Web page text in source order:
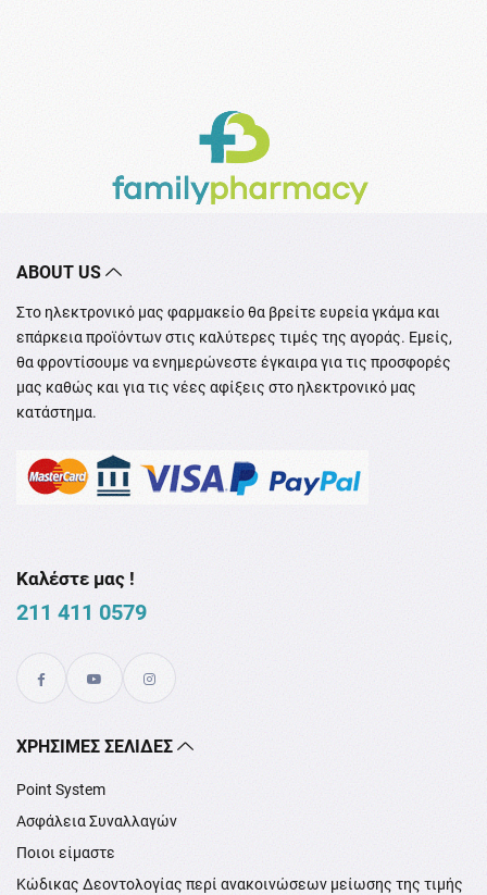
ABOUT US
Στο ηλεκτρονικό μας φαρμακείο θα βρείτε ευρεία γκάμα και
επάρκεια προϊόντων στις καλύτερες τιμές της αγοράς. Εμείς,
θα φροντίσουμε να ενημερώνεστε έγκαιρα για τις προσφορές
μας καθώς και για τις νέες αφίξεις στο ηλεκτρονικό μας
κατάστημα.
Καλέστε μας !
211 411 0579
XΡΉΣΙΜΕΣ ΣΕΛΊΔΕΣ
Point System
Ασφάλεια Συναλλαγών
Ποιοι είμαστε
Κώδικας Δεοντολογίας περί ανακοινώσεων μείωσης της τιμής